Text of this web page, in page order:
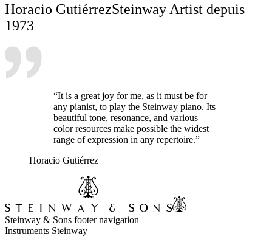
Horacio GutiérrezSteinway Artist depuis
1973
“It is a great joy for me, as it must be for
any pianist, to play the Steinway piano. Its
beautiful tone, resonance, and various
color resources make possible the widest
range of expression in any repertoire.”
Horacio Gutiérrez
Steinway & Sons footer navigation
Instruments Steinway